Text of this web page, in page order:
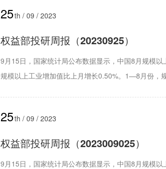
25th / 09 / 2023
权益部投研周报（20230925）
9月15日，国家统计局公布数据显示，中国8月规模
规模以上工业增加值比上月增长0.50%。1—8月份，
25th / 09 / 2023
权益部投研周报（2023009025）
9月15日，国家统计局公布数据显示，中国8月规模